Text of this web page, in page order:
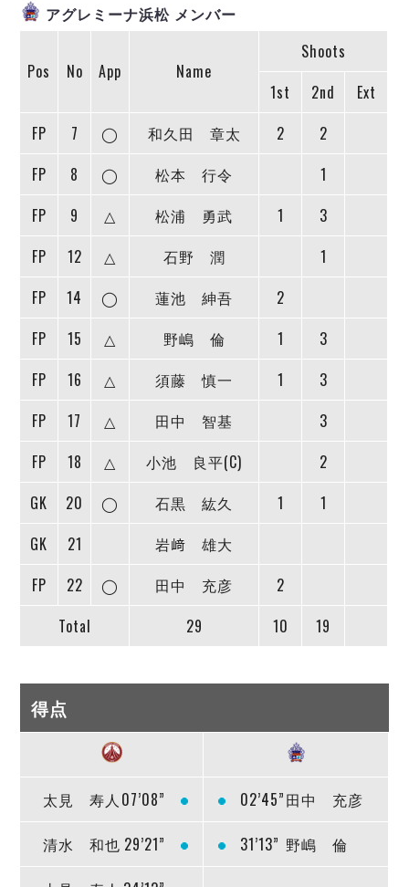
選手の通算記録（Ｆ２）
ヴォスクオーレ仙台
リガーレヴィア葛飾
Y．S．C．C．横浜
ヴィンセドール白山
デウソン神戸
ポルセイド浜田
ミラクルスマイル新居浜
アグレミーナ浜松 メンバー
Pos No App Name
Shoots
1st
2nd
Ext
FP
7 ◯ 和久田 章太 2
2
FP
8 ◯ 松本 行令
1
FP
9 △ 松浦 勇武 1
3
FP
12 △ 石野 潤
1
FP
14 ◯ 蓮池 紳吾
2
FP
15 △ 野嶋 倫 1
3
FP
16 △ 須藤 慎一 1
3
FP
17 △ 田中 智基
3
FP
18 △ 小池 良平(C)
2
GK
20 ◯ 石黒 紘久 1
1
GK
21
岩﨑 雄大
FP
22 ◯ 田中 充彦
2
Total
29 10 19
得点
太見 寿人 07’08” 02’45”田中 充彦
清水 和也 29’21” 31’13” 野嶋 倫